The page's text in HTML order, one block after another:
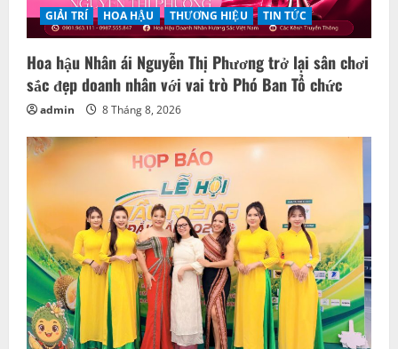
GIẢI TRÍ HOA HẬU THƯƠNG HIỆU TIN TỨC
Hoa hậu Nhân ái Nguyễn Thị Phương trở lại sân chơi
sắc đẹp doanh nhân với vai trò Phó Ban Tổ chức
admin 8 Tháng 8, 2026